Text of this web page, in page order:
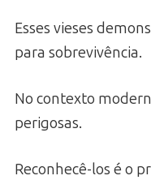
Esses vieses
para sobrevivência.
No contexto
perigosas.
Reconhecê-los é o